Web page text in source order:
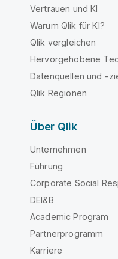
Vertrauen und KI
Warum Qlik für KI?
Qlik vergleichen
Hervorgehobene
Datenquellen und -
Qlik Regionen
Über Qlik
Unternehmen
Führung
Corporate Social
DEI&B
Academic Program
Partnerprogramm
Karriere